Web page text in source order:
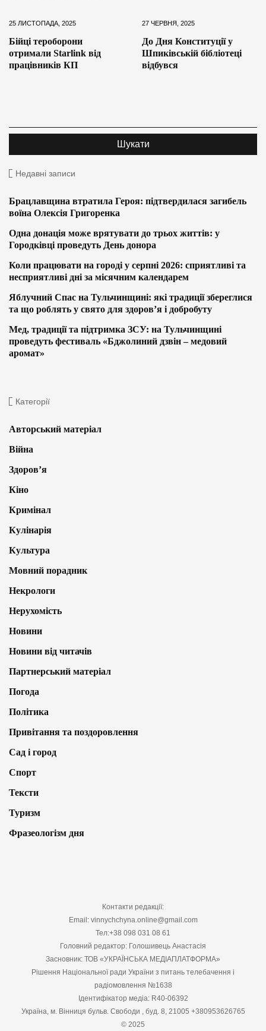
25 ЛИСТОПАДА, 2025
Бійці тероборони
отримали Starlink від
працівників КП
27 ЧЕРВНЯ, 2025
До Дня Конституції у
Шпиківській бібліотеці
відбувся
Недавні записи
Брацлавщина втратила Героя: підтвердилася загибель
воїна Олексія Григоренка
Одна донація може врятувати до трьох життів: у
Городківці проведуть День донора
Коли працювати на городі у серпні 2026: сприятливі та
несприятливі дні за місячним календарем
Яблучний Спас на Тульчинщині: які традиції збереглися
та що роблять у свято для здоров’я і добробуту
Мед, традиції та підтримка ЗСУ: на Тульчинщині
проведуть фестиваль «Бджолиний дзвін – медовий
аромат»
Категорії
Авторський матеріал
Війна
Здоров’я
Кіно
Кримінал
Кулінарія
Культура
Мовний порадник
Некрологи
Нерухомість
Новини
Новини від читачів
Партнерський матеріал
Погода
Політика
Привітання та поздоровлення
Сад і город
Спорт
Тексти
Туризм
Фразеологізм дня
Контакти редакції:
Email: vinnychchyna.online@gmail.com
Тел:+38 098 031 08 61
Головний редактор: Голошивець Анастасія
Засновник: ТОВ «УКРАЇНСЬКА МЕДІАПЛАТФОРМА»
Рішення Національної ради України з питань телебачення і
радіомовлення №1638
Ідентифікатор медіа: R40-06392
Україна, м. Вінниця бульв. Свободи , буд. 8, 21005 +380953626765
© 2025